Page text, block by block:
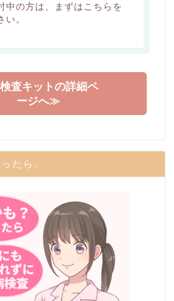
中の方は、まずはこちらを
い。
査キットの詳細ペ
ージへ≫
たら…